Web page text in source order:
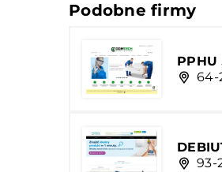
Podobne firmy
PPHU
64-
93-